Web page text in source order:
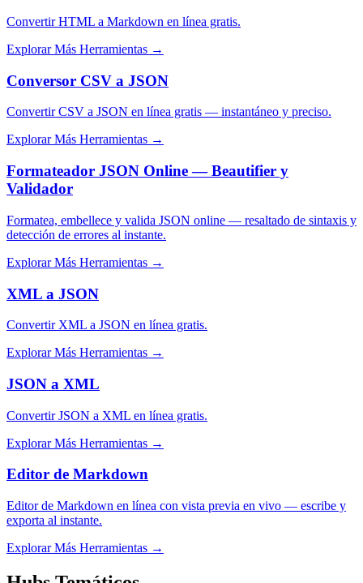
Convertir HTML a Markdown en línea gratis.
Explorar Más Herramientas →
Conversor CSV a JSON
Convertir CSV a JSON en línea gratis — instantáneo y preciso.
Explorar Más Herramientas →
Formateador JSON Online — Beautifier y
Validador
Formatea, embellece y valida JSON online — resaltado de sintaxis y
detección de errores al instante.
Explorar Más Herramientas →
XML a JSON
Convertir XML a JSON en línea gratis.
Explorar Más Herramientas →
JSON a XML
Convertir JSON a XML en línea gratis.
Explorar Más Herramientas →
Editor de Markdown
Editor de Markdown en línea con vista previa en vivo — escribe y
exporta al instante.
Explorar Más Herramientas →